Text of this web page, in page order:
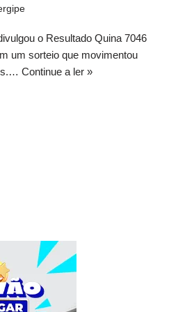
o Resultado Quina 7046
um sorteio que movimentou
Continue a ler »